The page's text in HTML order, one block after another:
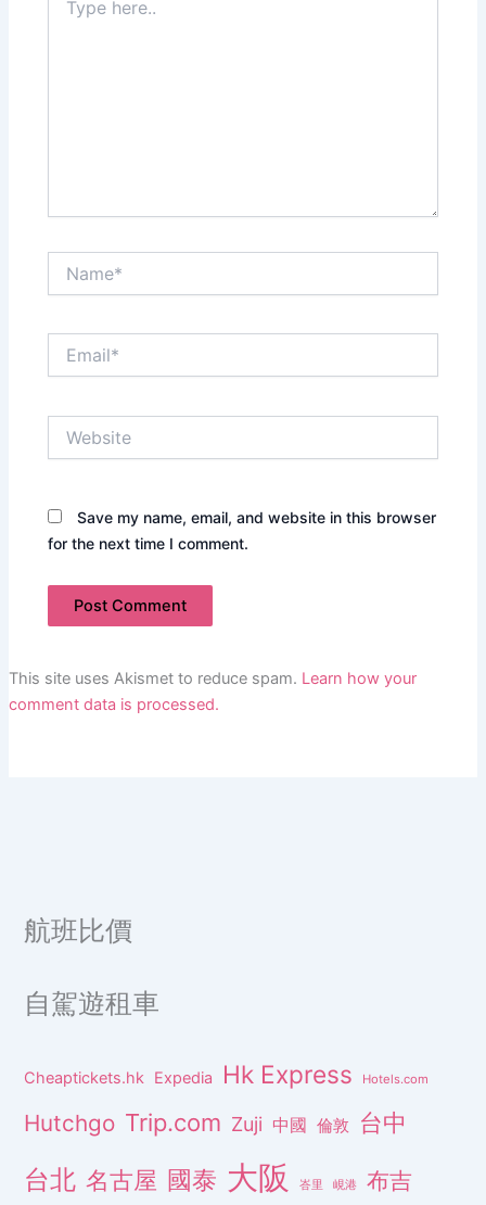
here..
Save my name, email, and website in this browser
for the next time I comment.
This site uses Akismet to reduce spam. Learn how your
comment data is processed.
航班比價
自駕遊租車
Cheaptickets.hk Expedia Hk Express Hotels.com
Hutchgo Trip.com Zuji 中國 倫敦 台中
台北 名古屋 國泰 大阪 峇里 峴港 布吉